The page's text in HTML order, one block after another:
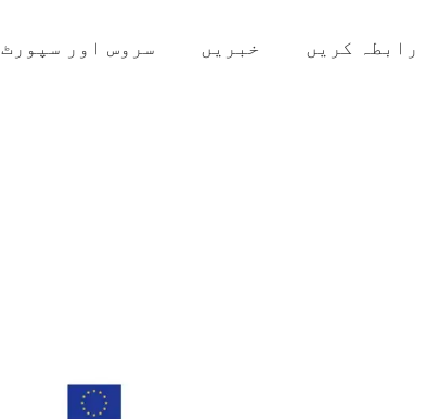
سروس اور سپورٹ خبریں رابطہ کریں